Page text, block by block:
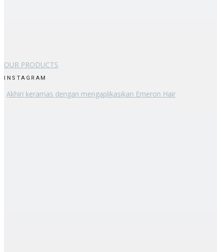
OUR PRODUCTS
INSTAGRAM
Akhiri keramas dengan mengaplikasikan Emeron Hair